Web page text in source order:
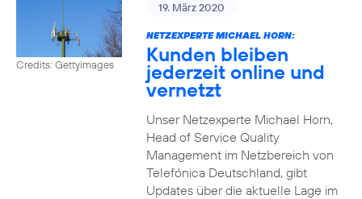
Credits: Gettyimages
19. März 2020
NETZEXPERTE MICHAEL HORN:
Kunden bleiben
jederzeit online und
vernetzt
Unser Netzexperte Michael Horn,
Head of Service Quality
Management im Netzbereich von
Telefónica Deutschland, gibt
Updates über die aktuelle Lage im